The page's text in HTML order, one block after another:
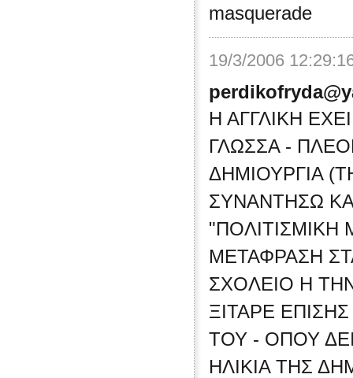
masquerade
19/3/2006
Η ΑΓΓΛΙΚΗ
ΓΛΩΣΣΑ -
ΔΗΜΙΟΥΡΓΙΑ
ΣΥΝΑΝΤΗΣΩ
"ΠΟΛΙΤΙΣΜΙΚΗ
ΜΕΤΑΦΡΑΣΗ
ΣΧΟΛΕΙΟ Η
ΞΙΤΑΡΕ
ΤΟΥ - ΟΠΟΥ
ΗΛΙΚΙΑ ΤΗΣ